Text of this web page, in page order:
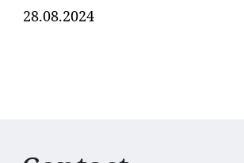
28.08.2024